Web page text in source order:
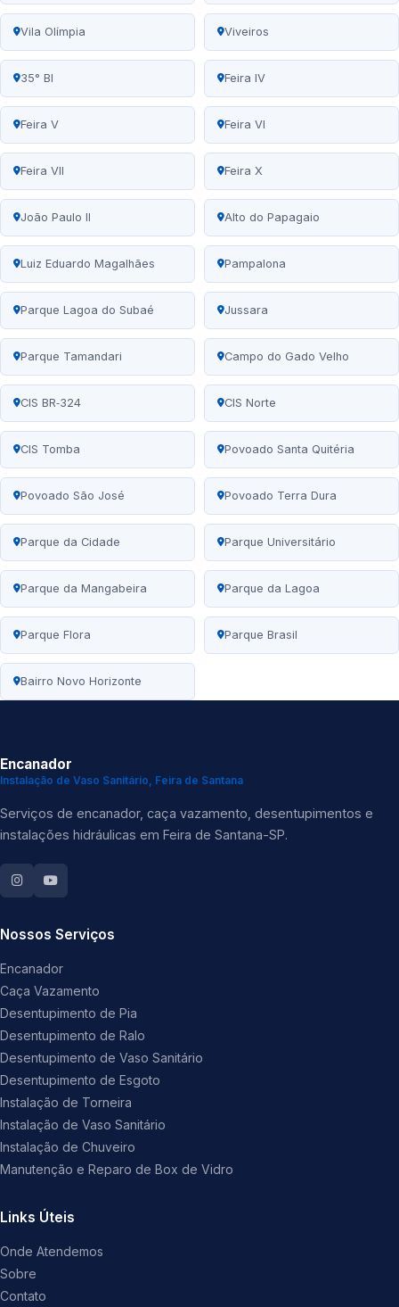
Vila Olímpia Viveiros
35° BI Feira IV
Feira V Feira VI
Feira VII Feira X
João Paulo II Alto do Papagaio
Luiz Eduardo Magalhães Pampalona
Parque Lagoa do Subaé Jussara
Parque Tamandari Campo do Gado Velho
CIS BR‑324 CIS Norte
CIS Tomba Povoado Santa Quitéria
Povoado São José Povoado Terra Dura
Parque da Cidade Parque Universitário
Parque da Mangabeira Parque da Lagoa
Parque Flora Parque Brasil
Bairro Novo Horizonte
Encanador
Instalação de Vaso Sanitário, Feira de Santana
Serviços de encanador, caça vazamento, desentupimentos e
instalações hidráulicas em Feira de Santana-SP.
Nossos Serviços
Encanador
Caça Vazamento
Desentupimento de Pia
Desentupimento de Ralo
Desentupimento de Vaso Sanitário
Desentupimento de Esgoto
Instalação de Torneira
Instalação de Vaso Sanitário
Instalação de Chuveiro
Manutenção e Reparo de Box de Vidro
Links Úteis
Onde Atendemos
Sobre
Contato